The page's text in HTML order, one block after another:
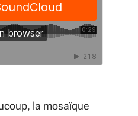
la mosaïque